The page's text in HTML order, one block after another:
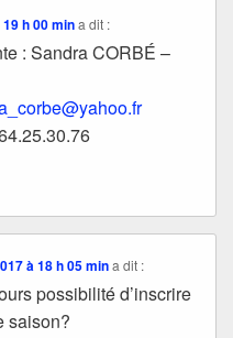
h 00 min a dit :
: Sandra CORBÉ –
à 18 h 05 min a dit :
possibilité d’inscrire
saison?